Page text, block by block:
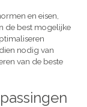
en eisen,
de best mogelijke
nodig van
van de beste